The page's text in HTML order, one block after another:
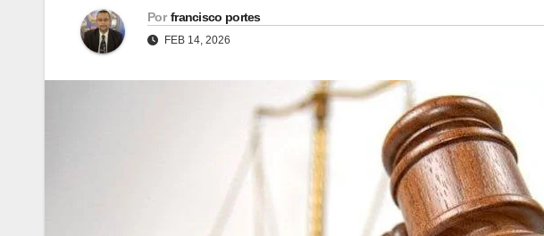
Por francisco portes
FEB 14, 2026